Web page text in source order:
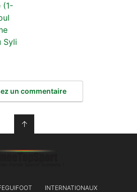
(1-
Syli
un commentaire
↑
INTERNATIONAUX